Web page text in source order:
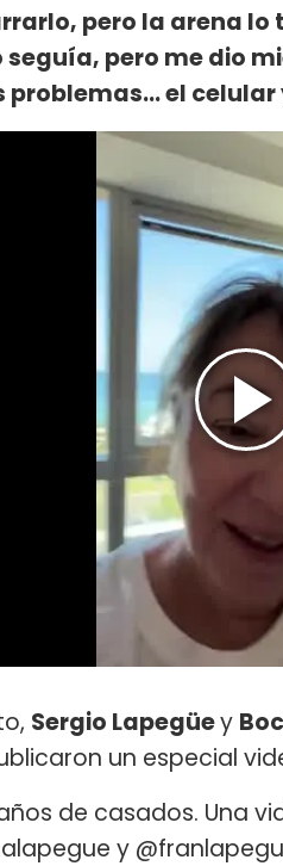
pero la arena lo
pero me dio
el celular
Sergio Lapegüey
un especial
de casados. Una
y